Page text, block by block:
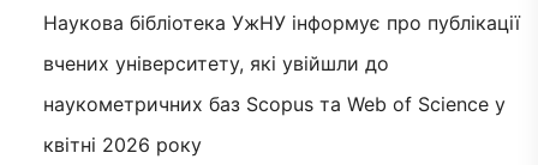
Наукова бібліотека УжНУ інформує про публікації
вчених університету, які увійшли до
наукометричних баз Scopus та Web of Science у
квітні 2026 року